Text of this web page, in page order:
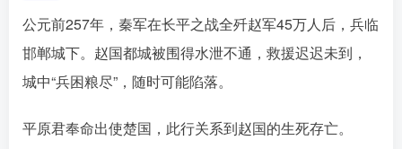
公元前257年，秦军在长平之战全歼赵军45万人后，兵临
邯郸城下。赵国都城被围得水泄不通，救援迟迟未到，
城中“兵困粮尽”，随时可能陷落󠄹󠅀󠄪󠄢󠄡󠄦󠄞󠄧󠄣󠄞󠄢󠄡󠄦󠄞󠄡󠄩󠅬󠅅󠅃󠄵󠅂󠄪󠅗󠅥󠅕󠅣󠅤󠅬󠅄󠄹󠄽󠄵󠄪󠄢󠄠󠄢󠄦󠄝󠄠󠄨󠄝󠄠󠄨󠄐󠄠󠄨󠄪󠄥󠄤󠄪󠄤󠄣󠅬󠅨󠅙󠅑󠅟󠅗󠅒󠄞󠅓󠅟󠅝󠄐󠇕󠆠󠅿󠇖󠆄󠆩󠇕󠅿󠆈󠇗󠆭󠆁󠄐󠇗󠅹󠅸󠇖󠆍󠅳󠇖󠅹󠅰󠇖󠆌󠅹。
平原君奉命出使楚国，此行关系到赵国的生死存亡。